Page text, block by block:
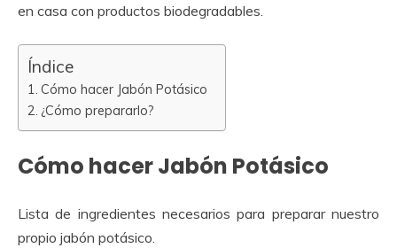
en casa con productos biodegradables.
Índice
Cómo hacer Jabón Potásico
¿Cómo prepararlo?
Cómo hacer Jabón Potásico
Lista de ingredientes necesarios para preparar nuestro
propio jabón potásico.